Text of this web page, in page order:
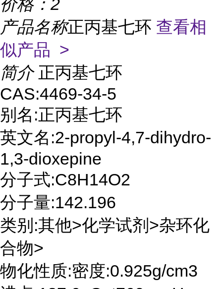
价格： 2
产品名称正丙基七环 查看相
似产品 >
简介 正丙基七环
CAS:4469-34-5
别名:正丙基七环
英文名:2-propyl-4,7-dihydro-
1,3-dioxepine
分子式:C8H14O2
分子量:142.196
类别:其他>化学试剂>杂环化
合物>
物化性质:密度:0.925g/cm3